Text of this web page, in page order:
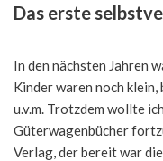
Das erste
In den nächsten Jahren
Kinder waren noch
u.v.m. Trotzdem wollte
Güterwagenbücher
Verlag, der bereit war